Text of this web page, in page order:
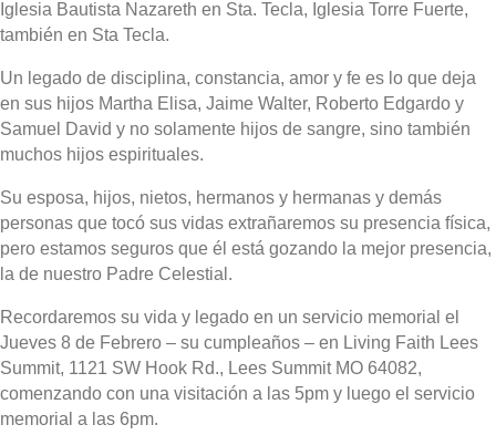
Iglesia Bautista Nazareth en Sta. Tecla, Iglesia Torre Fuerte,
también en Sta Tecla.
Un legado de disciplina, constancia, amor y fe es lo que deja
en sus hijos Martha Elisa, Jaime Walter, Roberto Edgardo y
Samuel David y no solamente hijos de sangre, sino también
muchos hijos espirituales.
Su esposa, hijos, nietos, hermanos y hermanas y demás
personas que tocó sus vidas extrañaremos su presencia física,
pero estamos seguros que él está gozando la mejor presencia,
la de nuestro Padre Celestial.
Recordaremos su vida y legado en un servicio memorial el
Jueves 8 de Febrero – su cumpleaños – en Living Faith Lees
Summit, 1121 SW Hook Rd., Lees Summit MO 64082,
comenzando con una visitación a las 5pm y luego el servicio
memorial a las 6pm.